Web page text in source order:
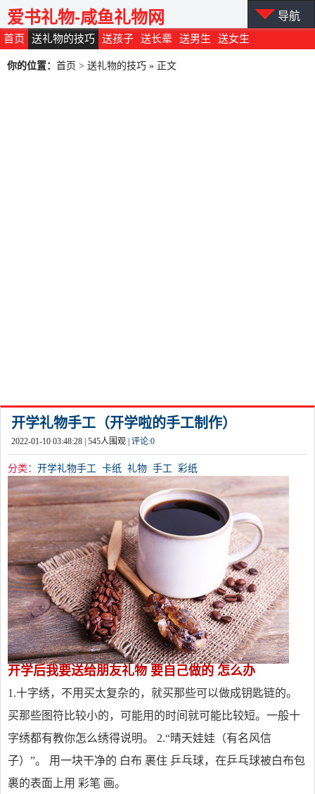
首页 送礼物的技巧 送孩子 送长辈 送男生 送女生
爱书礼物-咸鱼礼物网 导航
你的位置： 首页 > 送礼物的技巧 » 正文
开学礼物手工（开学啦的手工制作）
2022-01-10 03:48:28 | 545人围观 | 评论:0
分类： 开学礼物手工 卡纸 礼物 手工 彩纸
开学后我要送给朋友礼物 要自己做的 怎么办
1.十字绣，不用买太复杂的，就买那些可以做成钥匙链的。
买那些图符比较小的，可能用的时间就可能比较短。一般十
字绣都有教你怎么绣得说明。 2.“晴天娃娃（有名风信
子）”。 用一块干净的 白布 裹住 乒乓球，在乒乓球被白布包
裹的表面上用 彩笔 画。